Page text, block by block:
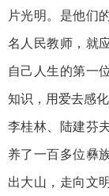
片光明。是他们
名人民教师，就
自己人生的第一
知识，用爱去感化
李桂林、陆建芬
养了一百多位彝
出大山，走向文